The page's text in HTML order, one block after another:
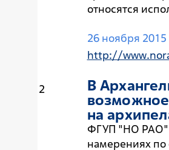
относятся
26 ноября 2015
http://
2 В
на
ФГУП "НО РАО"
намерениях по